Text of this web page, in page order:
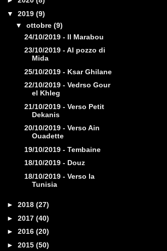
▼ 2019 (9)
▼ ottobre (9)
24/10/2019 - Il Marabou
23/10/2019 - Al pozzo di
Mida
25/10/2019 - Ksar Ghilane
22/10/2019 - Vedrso Gour
el Khleg
21/10/2019 - Verso Petit
Dekanis
20/10/2019 - Verso Ain
Ouadette
19/10/2019 - Tembaine
18/10/2019 - Douz
18/10/2019 - Verso la
Tunisia
► 2018 (27)
► 2017 (40)
► 2016 (20)
► 2015 (50)